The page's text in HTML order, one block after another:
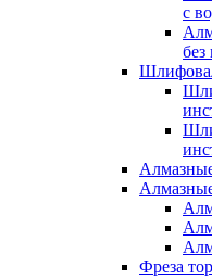
с
без
Фреза